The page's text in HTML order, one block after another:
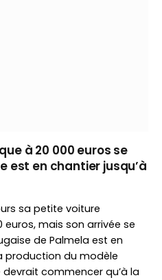
à 20 000 euros se
est en chantier jusqu’à
sa petite voiture
mais son arrivée se
de Palmela est en
production du modèle
devrait commencer qu’à la